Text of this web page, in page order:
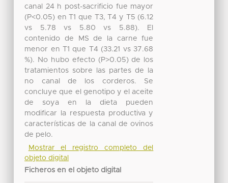
canal 24 h post-sacrificio fue mayor
(P<0.05) en T1 que T3, T4 y T5 (6.12
vs 5.78 vs 5.80 vs 5.88). El
contenido de MS de la carne fue
menor en T1 que T4 (33.21 vs 37.68
%). No hubo efecto (P>0.05) de los
tratamientos sobre las partes de la
no canal de los corderos. Se
concluye que el genotipo y el aceite
de soya en la dieta pueden
modificar la respuesta productiva y
características de la canal de ovinos
de pelo.
Mostrar el registro completo del
objeto digital
Ficheros en el objeto digital